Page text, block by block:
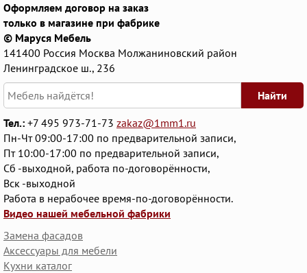
Оформляем договор на заказ
только в магазине при фабрике
© Маруся Мебель
141400 Россия Москва Молжаниновский район
Ленинградское ш., 236
Найти
Тел.: +7 495 973-71-73 zakaz@1mm1.ru
Пн-Чт 09:00-17:00 по предварительной записи,
Пт 10:00-17:00 по предварительной записи,
Сб -выходной, работа по-договорённости,
Вск -выходной
Работа в нерабочее время-по-договорённости.
Видео нашей мебельной фабрики
Замена фасадов
Аксессуары для мебели
Кухни каталог